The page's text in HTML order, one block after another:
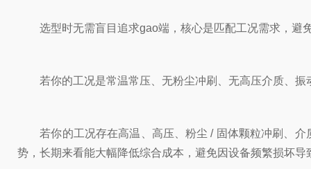
选型时无需盲目追求gao端，核心是匹配工况需求，避免
若你的工况是常温常压、无粉尘冲刷、无高压介质、振
若你的工况存在高温、高压、粉尘 / 固体颗粒冲刷、介
势，长期来看能大幅降低综合成本，避免因设备频繁损坏